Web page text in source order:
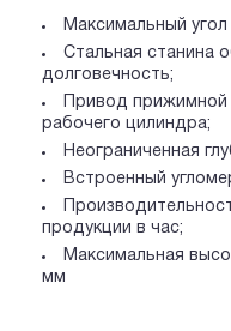
Максимальный угол
Стальная станина
долговечность;
Привод прижимной
рабочего цилиндра;
Неограниченная
Встроенный
продукции в час;
Максимальная
мм